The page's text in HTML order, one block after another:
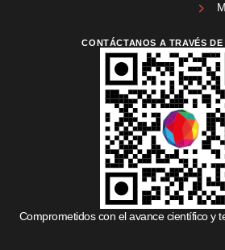
CONTÁCTANOS A TRAVÉS
Comprometidos con el avance científico y